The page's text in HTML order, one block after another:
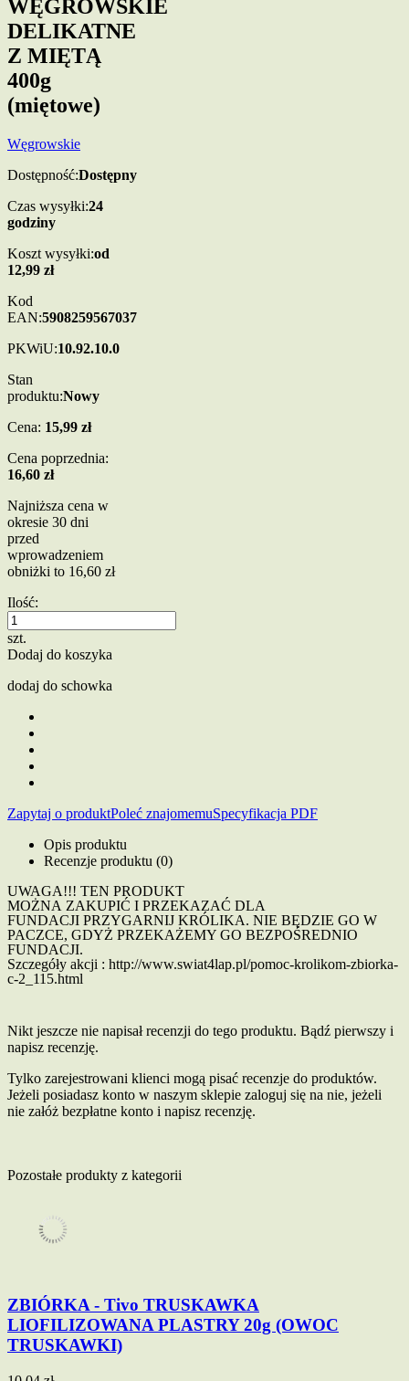
WĘGROWSKIE
DELIKATNE
Z MIĘTĄ
400g
(miętowe)
Węgrowskie
Dostępność:Dostępny
Czas wysyłki:24
godziny
Koszt wysyłki:od
12,99 zł
Kod
EAN:5908259567037
PKWiU:10.92.10.0
Stan
produktu:Nowy
Cena: 15,99 zł
Cena poprzednia:
16,60 zł
Najniższa cena w
okresie 30 dni
przed
wprowadzeniem
obniżki to 16,60 zł
Ilość:
szt.
Dodaj do koszyka
dodaj do schowka
Zapytaj o produktPoleć znajomemuSpecyfikacja PDF
Opis produktu
Recenzje produktu (0)
UWAGA!!! TEN PRODUKT
MOŻNA ZAKUPIĆ I PRZEKAZAĆ DLA
FUNDACJI PRZYGARNIJ KRÓLIKA. NIE BĘDZIE GO W
PACZCE, GDYŻ PRZEKAŻEMY GO BEZPOŚREDNIO
FUNDACJI.
Szczegóły akcji : http://www.swiat4lap.pl/pomoc-krolikom-zbiorka-
c-2_115.html
Nikt jeszcze nie napisał recenzji do tego produktu. Bądź pierwszy i
napisz recenzję.
Tylko zarejestrowani klienci mogą pisać recenzje do produktów.
Jeżeli posiadasz konto w naszym sklepie zaloguj się na nie, jeżeli
nie załóż bezpłatne konto i napisz recenzję.
Pozostałe produkty z kategorii
ZBIÓRKA - Tivo TRUSKAWKA
LIOFILIZOWANA PLASTRY 20g (OWOC
TRUSKAWKI)